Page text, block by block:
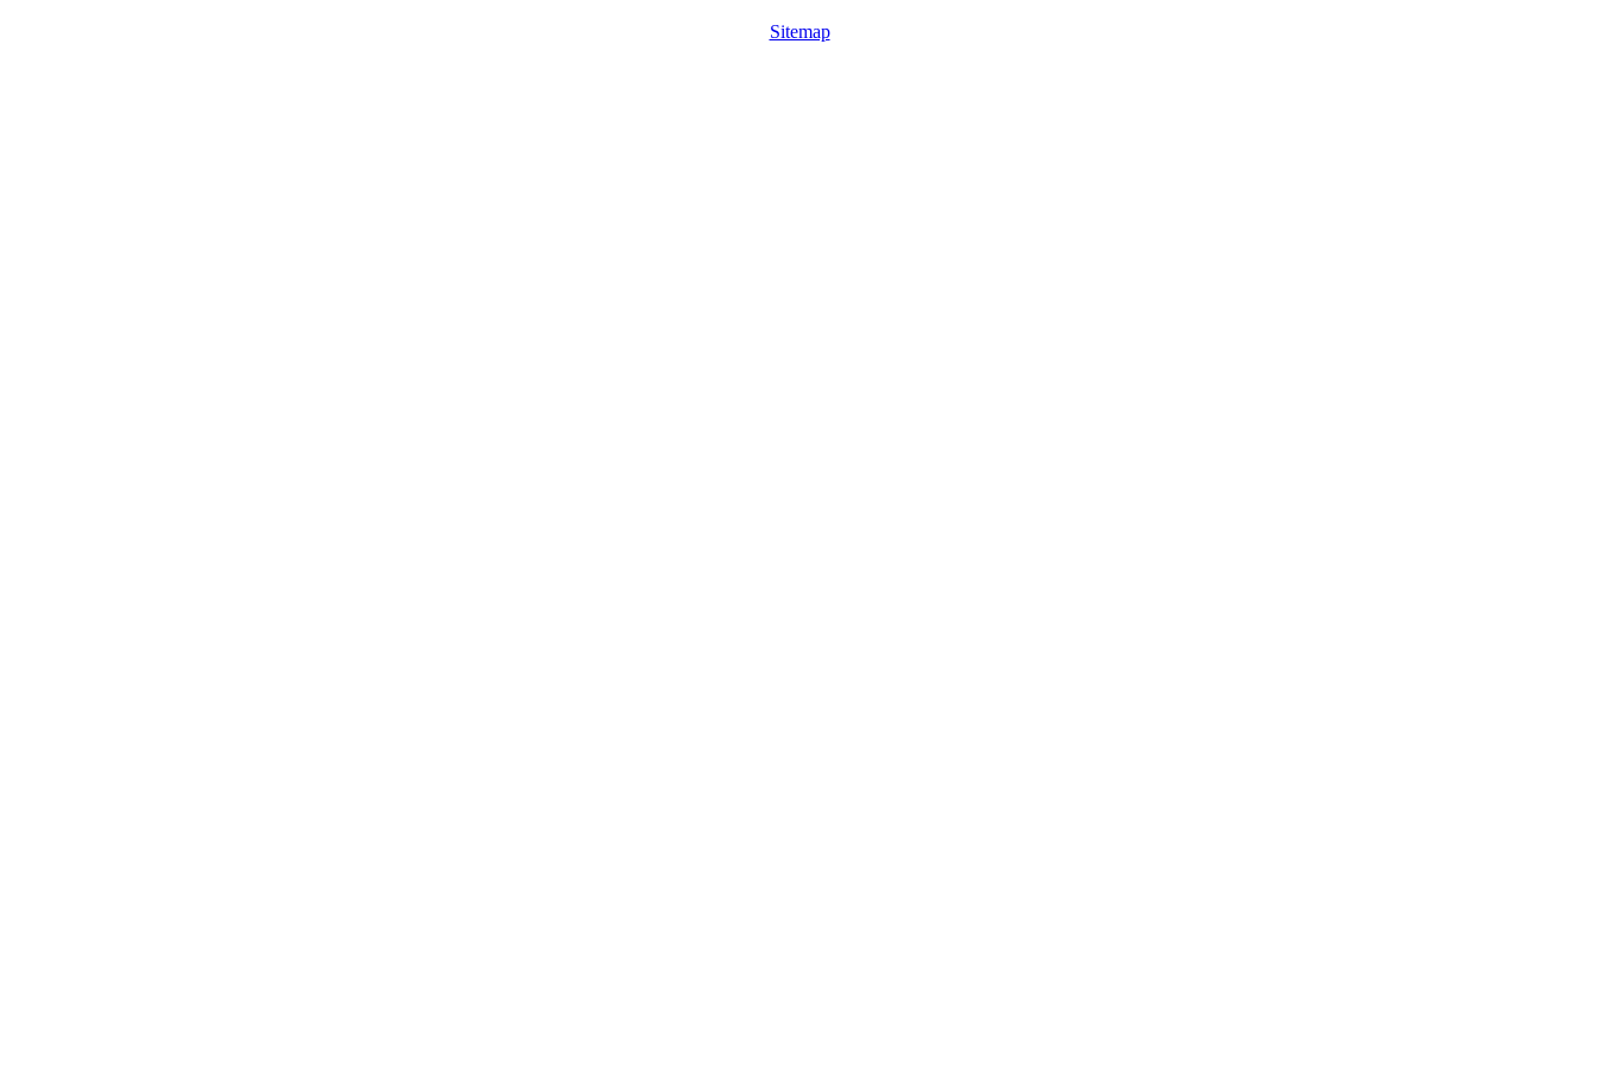
Sitemap